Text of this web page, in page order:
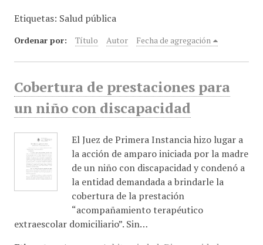
Etiquetas: Salud pública
Ordenar por: Título Autor Fecha de agregación
Cobertura de prestaciones para
un niño con discapacidad
El Juez de Primera Instancia hizo lugar a
la acción de amparo iniciada por la madre
de un niño con discapacidad y condenó a
la entidad demandada a brindarle la
cobertura de la prestación
“acompañamiento terapéutico
extraescolar domiciliario”. Sin…